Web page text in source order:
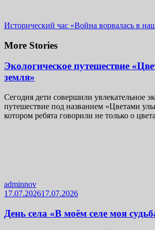
Исторический час «Война ворвалась в
More Stories
Экологическое путешествие
земля»
Сегодня дети совершили увлекательное
путешествие под названием «Цветами
котором ребята говорили не только о
adminnov
17.07.202617.07.2026
День села «В моём селе моя